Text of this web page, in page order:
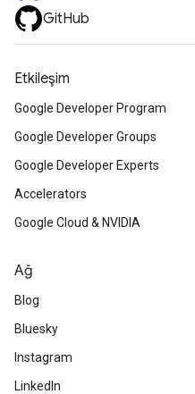
GitHub
Etkileşim
Google Developer Program
Google Developer Groups
Google Developer Experts
Accelerators
Google Cloud & NVIDIA
Ağ
Blog
Bluesky
Instagram
LinkedIn